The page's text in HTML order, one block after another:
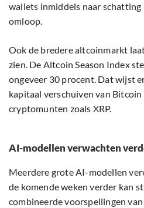
wallets inmiddels naar schatting
omloop.
Ook de bredere altcoinmarkt
zien. De Altcoin Season Index
ongeveer 30 procent. Dat wijst
kapitaal verschuiven van
cryptomunten zoals XRP.
AI-modellen verwachten
Meerdere grote AI-modellen
de komende weken verder kan
combineerde voorspellingen